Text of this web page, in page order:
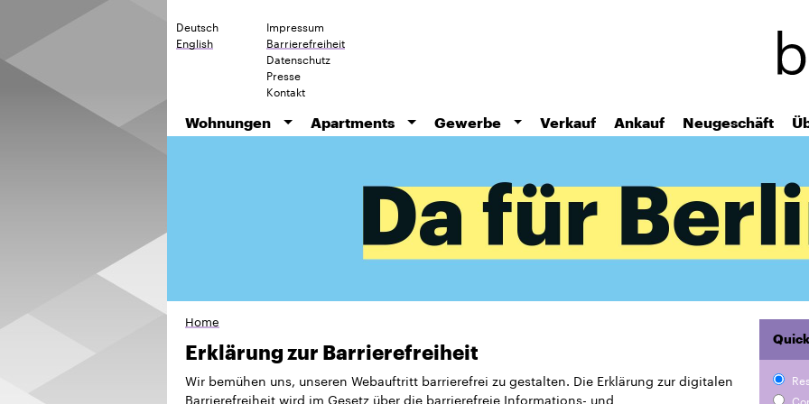
Deutsch
English
Impressum
Barrierefreiheit
Datenschutz
Presse
Kontakt
Wohnungen
Apartments Gewerbe Verkauf Ankauf Neugeschäft
Home
Erklärung zur Barrierefreiheit
Wir bemühen uns, unseren Webauftritt barrierefrei zu gestalten. Die Erklärung zur digitalen
Barrierefreiheit wird im Gesetz über die barrierefreie Informations- und